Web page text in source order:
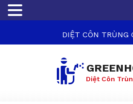
DIỆT CÔN TRÙNG
Diệt Côn